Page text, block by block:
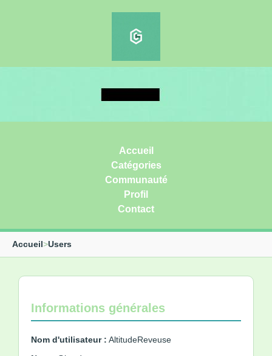
Accueil
Catégories
Communauté
Profil
Contact
Accueil>Users
Informations générales
Nom d'utilisateur : AltitudeReveuse